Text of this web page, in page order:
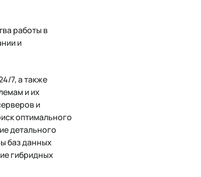
работы в
и
7, а также
и их
и
оптимального
детального
баз данных
гибридных